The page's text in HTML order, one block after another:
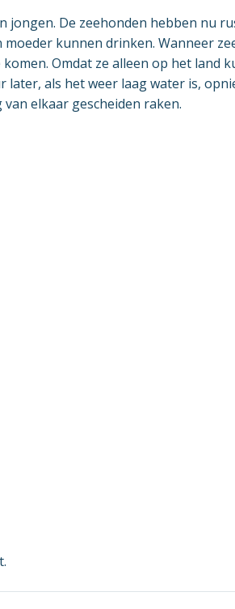
jongen. De zeehonden hebben nu
kunnen drinken. Wanneer
Omdat ze alleen op het land
als het weer laag water is,
elkaar gescheiden raken.